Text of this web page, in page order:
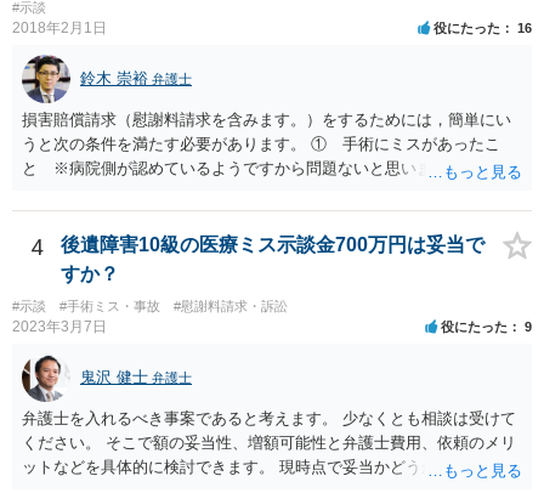
#示談
2018年2月1日 役にたった 16
鈴木 崇裕 弁護士
損害賠償請求（慰謝料請求を含みます。）をするためには，簡単にい
うと次の条件を満たす必要があります。 ① 手術にミスがあったこ
と ※病院側が認めているようですから問題ないと思います。 ② 手
術のミスの「せいで」マスクが外せなくなったこと ④ 仕事を休まな
ければならなくなった「せいで」休業損害が発生したこと ⑤ マスク
を外せなくなった「せいで」経済的に評価できる精神的な損害が発生
したこと 「せいで」と強調した点が，内藤先生のご指摘なさる「相当
因果関係」です。 手術のミスと関係のないことまでは責任追及ができ
ないということです。 手術のミスの結果，手術前と比べて見た目が著
しく悪くなってしまったとか， 手術のミスの結果，入院期間が延びて
しまったとかいう事情があれば， 追加請求が可能な余地があります。
ただし，手術代の返金に応じた際に「これ以上金銭の請求はしませ
ん」という趣旨の合意をしてしまっていると， 上記の請求は，基本的
には困難となります。
4
後遺障害10級の医療ミス示談金700万円は妥当で
すか？
#示談 #手術ミス・事故 #慰謝料請求・訴訟
2023年3月7日 役にたった 9
鬼沢 健士 弁護士
弁護士を入れるべき事案であると考えます。 少なくとも相談は受けて
ください。 そこで額の妥当性、増額可能性と弁護士費用、依頼のメリ
ットなどを具体的に検討できます。 現時点で妥当かどうかを即断する